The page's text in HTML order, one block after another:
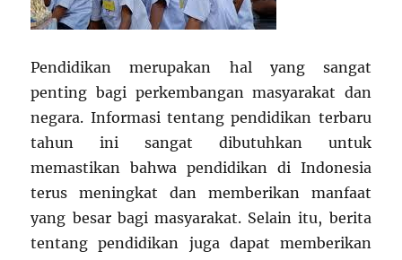
Pendidikan merupakan hal yang sangat
penting bagi perkembangan masyarakat dan
negara. Informasi tentang pendidikan terbaru
tahun ini sangat dibutuhkan untuk
memastikan bahwa pendidikan di Indonesia
terus meningkat dan memberikan manfaat
yang besar bagi masyarakat. Selain itu, berita
tentang pendidikan juga dapat memberikan